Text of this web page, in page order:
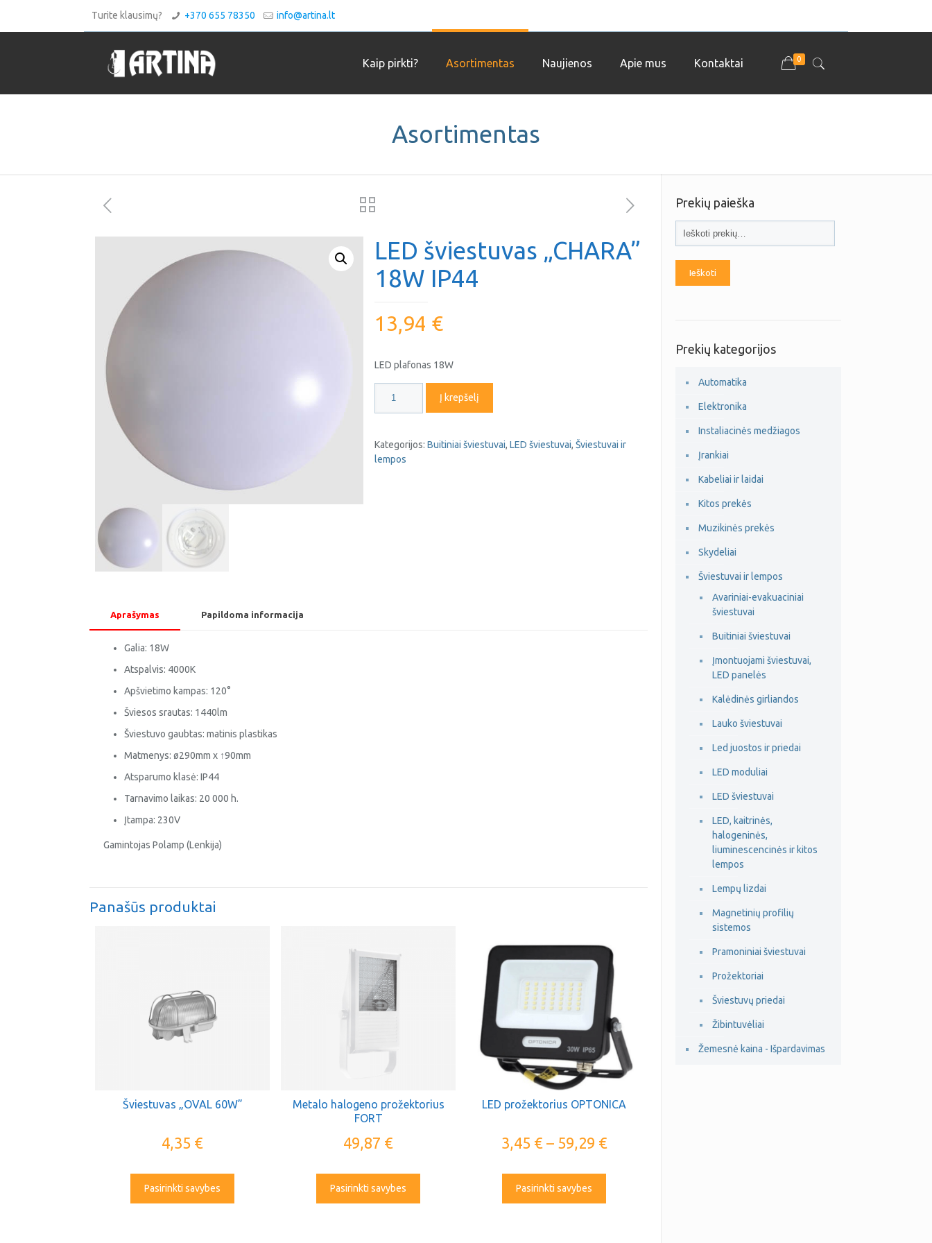
Turite klausimų? +370 655 78350 info@artina.lt
Kaip pirkti? Asortimentas Naujienos Apie mus Kontaktai 0
Asortimentas
LED šviestuvas „CHARA”
18W IP44
13,94 €
LED plafonas 18W
kiekis:
"CHARA"
18W
Į krepšelį
Kategorijos: Buitiniai šviestuvai, LED šviestuvai, Šviestuvai ir
lempos
Aprašymas Papildoma informacija
Galia: 18W
Atspalvis: 4000K
Apšvietimo kampas: 120°
Šviesos srautas: 1440lm
Šviestuvo gaubtas: matinis plastikas
Matmenys: ø290mm x ↑90mm
Atsparumo klasė: IP44
Tarnavimo laikas: 20 000 h.
Įtampa: 230V
Gamintojas Polamp (Lenkija)
Panašūs produktai
Šviestuvas „OVAL 60W”
4,35 €
Pasirinkti savybes
Metalo halogeno prožektorius
FORT
49,87 €
Pasirinkti savybes
LED prožektorius OPTONICA
3,45 €– 59,29 €
Pasirinkti savybes
Prekių paieška
Ieškoti
Prekių kategorijos
Automatika
Elektronika
Instaliacinės medžiagos
Įrankiai
Kabeliai ir laidai
Kitos prekės
Muzikinės prekės
Skydeliai
Šviestuvai ir lempos
Avariniai-evakuaciniai
šviestuvai
Buitiniai šviestuvai
Įmontuojami šviestuvai,
LED panelės
Kalėdinės girliandos
Lauko šviestuvai
Led juostos ir priedai
LED moduliai
LED šviestuvai
LED, kaitrinės,
halogeninės,
liuminescencinės ir kitos
lempos
Lempų lizdai
Magnetinių profilių
sistemos
Pramoniniai šviestuvai
Prožektoriai
Šviestuvų priedai
Žibintuvėliai
Žemesnė kaina - Išpardavimas